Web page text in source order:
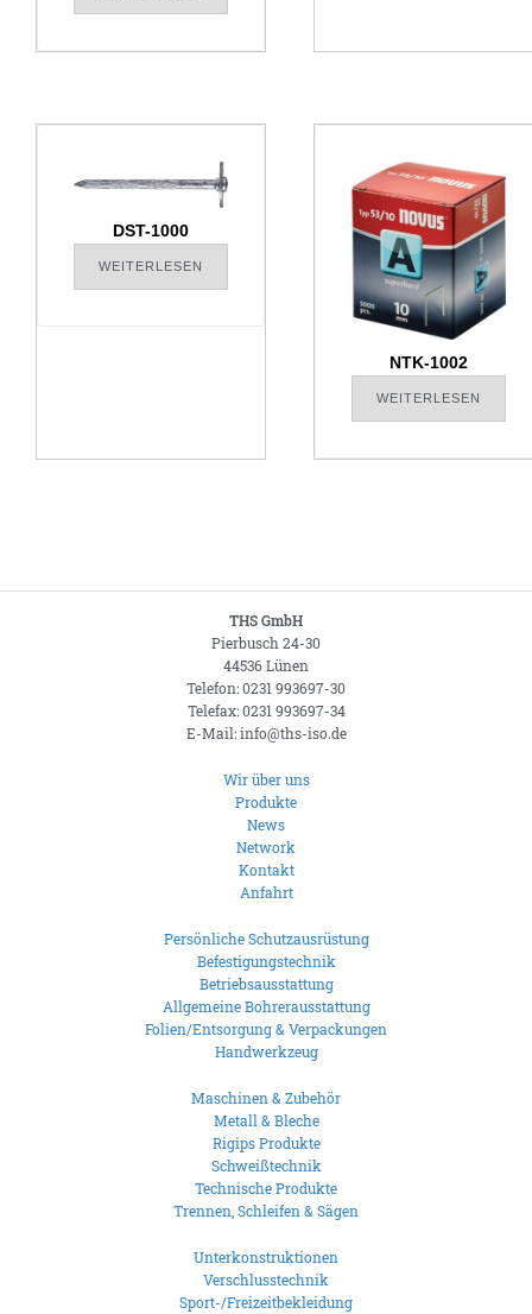
DST-1000
WEITERLESEN
NTK-1002
WEITERLESEN
THS GmbH
Pierbusch 24-30
44536 Lünen
Telefon: 0231 993697-30
Telefax: 0231 993697-34
E-Mail: info@ths-iso.de
Wir über uns
Produkte
News
Network
Kontakt
Anfahrt
Persönliche Schutzausrüstung
Befestigungstechnik
Betriebsausstattung
Allgemeine Bohrerausstattung
Folien/Entsorgung & Verpackungen
Handwerkzeug
Maschinen & Zubehör
Metall & Bleche
Rigips Produkte
Schweißtechnik
Technische Produkte
Trennen, Schleifen & Sägen
Unterkonstruktionen
Verschlusstechnik
Sport-/Freizeitbekleidung